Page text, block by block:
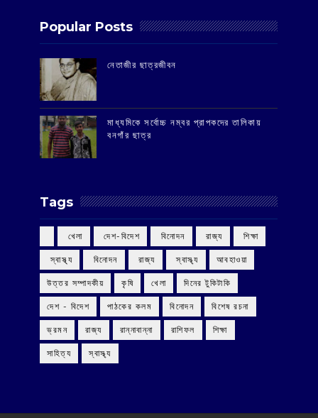
Popular Posts
‌নেতাজীর ছাত্রজীবন
মাধ্যমিকে সর্বোচ্চ নম্বর প্রাপকদের তালিকায়
বনগাঁর ছাত্র
Tags
‌ খেলা ‌ দেশ-বিদেশ ‌ বিনোদন ‌ রাজ্য ‌ শিক্ষা
‌ স্বাস্থ্য ‌ বিনোদন ‌ রাজ্য ‌ স্বাস্থ্য আবহাওয়া
উত্তর সম্পাদকীয় কৃষি খেলা দিনের টুকিটাকি
দেশ - বিদেশ পাঠকের কলম বিনোদন বিশেষ রচনা
ভ্রমন রাজ্য রান্নাবান্না রাশিফল শিক্ষা
সাহিত্য স্বাস্থ্য